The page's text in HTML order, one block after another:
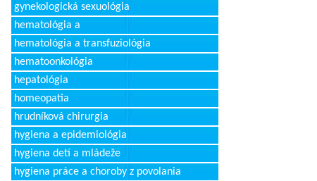
gynekologická sexuológia
hematológia a
hematológia a transfuziológia
hematoonkológia
hepatológia
homeopatia
hrudníková chirurgia
hygiena a epidemiológia
hygiena detí a mládeže
hygiena práce a choroby z povolania